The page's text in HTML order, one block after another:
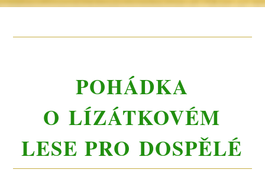
POHÁDKA
O LÍZÁTKOVÉM
LESE PRO DOSPĚLÉ